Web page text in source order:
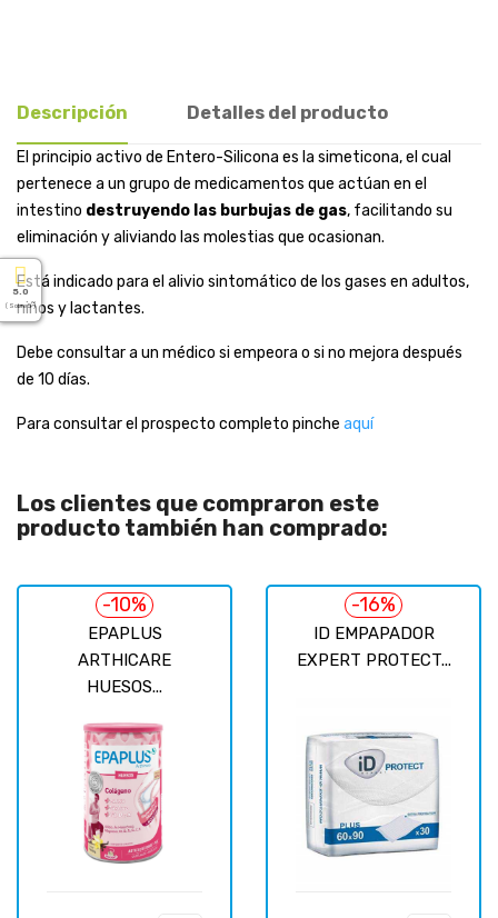
Descripción Detalles del producto
El principio activo de Entero-Silicona es la simeticona, el cual
pertenece a un grupo de medicamentos que actúan en el
intestino destruyendo las burbujas de gas, facilitando su
eliminación y aliviando las molestias que ocasionan.
Está indicado para el alivio sintomático de los gases en adultos,
niños y lactantes.
Debe consultar a un médico si empeora o si no mejora después
de 10 días.
Para consultar el prospecto completo pinche aquí
Los clientes que compraron este
producto también han comprado:
EPAPLUS
ARTHICARE
HUESOS...
-10%
ID EMPAPADOR
EXPERT PROTECT...
-16%
5.0
( Sobre 5 )